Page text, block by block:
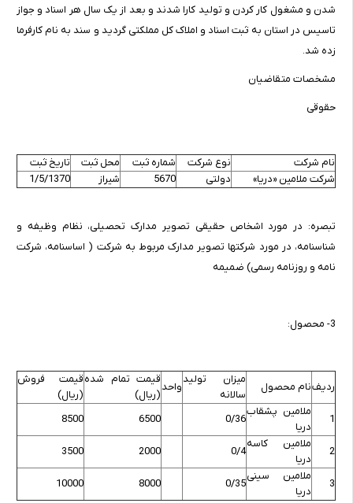
شدن و مشغول کار کردن و تولید کارا شدند و بعد از یک سال هر اسناد و جواز
تاسیس در استان به ثبت اسناد و املاک کل مملکتی گردید و سند به نام کارفرما
زده شد.
مشخصات متقاضیان
حقوقی
نام شرکت نوع شرکت شماره ثبت محل ثبت
تاریخ ثبت
شرکت ملامین «دریا»
دولتی 5670 شیراز 1/5/1370
تبصره: در مورد اشخاص حقیقی تصویر مدارک تحصیلی، نظام وظیفه و
شناسنامه، در مورد شرکتها تصویر مدارک مربوط به شرکت ( اساسنامه، شرکت
نامه و روزنامه رسمی) ضمیمه
3- محصول:
ردیفنام محصول
میزان تولید
سالانه
واحد
قیمت تمام شده
(ریال)
قیمت فروش
(ریال)
1
ملامین پشقاب
دریا
0/36
6500
8500
2
ملامین کاسه
دریا
0/4
2000
3500
3
ملامین سینی
دریا
0/35
8000
10000